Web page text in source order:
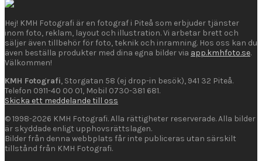
Fotogaller
Fotoposters
Kort
Hej! KMH Fotografi är en fotograf i Piteå som erbjuder tjänster
inom foto, reklam, layout och illustration. Vi arbetar brett och
säljer även tillbehör för foto, teknik och inramning. Hos oss kan du
även beställa produkter med dina egna bilder via app.kmhfoto.se.
Välkommen!
KMH Fotografi, Storgatan 58 (ej drop-in besök), 941 32 Piteå.
Telefon 0911-40 00 01, Mobil 0730-381 681.
Skicka ett meddelande till oss
© 1998-2026 KMH Fotografi. Alla rättigheter reserverade. Alla bilder
är skyddade enligt upphovsrättslagen.
Bilder från denna webbplats får inte publiceras utan särskilt
tillstånd från KMH Fotografi.